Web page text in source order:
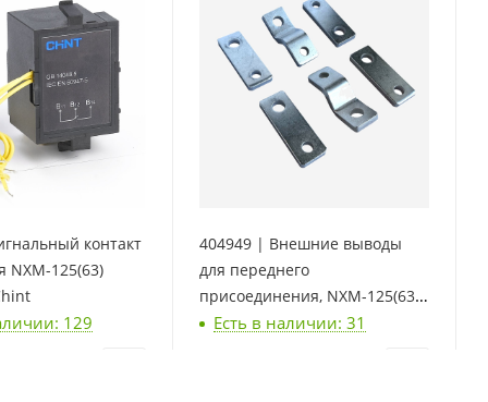
контакт
NXM-125(63)
129
404949 | Внешние выводы
для переднего
присоединения, NXM-125(63),
3P (6шт), Chint
Есть в наличии: 31